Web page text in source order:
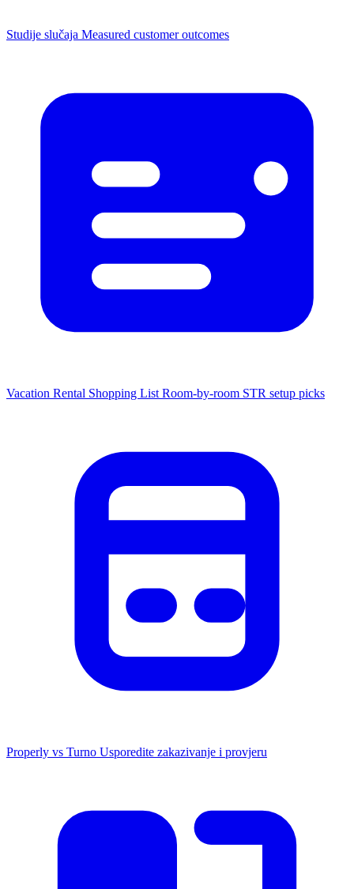
Studije slučaja Measured customer outcomes
Vacation Rental Shopping List Room-by-room STR setup picks
Properly vs Turno Usporedite zakazivanje i provjeru